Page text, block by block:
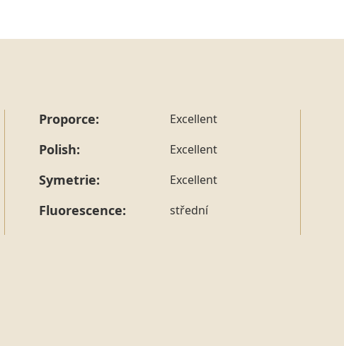
Proporce: Excellent
Polish: Excellent
Symetrie: Excellent
Fluorescence: střední